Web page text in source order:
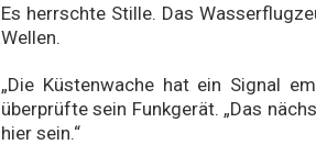
Es herrschte Stille. Das
Wellen.
„Die Küstenwache hat ein Signal
überprüfte sein Funkgerät. „Das
hier sein.“